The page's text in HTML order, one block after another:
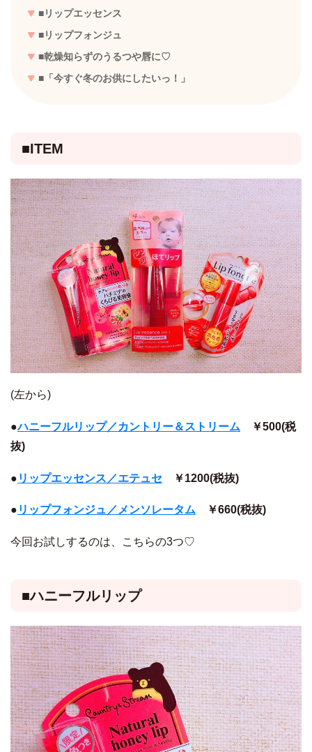
■リップエッセンス
■リップフォンジュ
■乾燥知らずのうるつや唇に♡
■「今すぐ冬のお供にしたいっ！」
■ITEM
(左から)
●ハニーフルリップ／カントリー＆ストリーム ￥500(税
抜)
● リップエッセンス／エテュセ ￥1200(税抜)
● リップフォンジュ／メンソレータム ￥660(税抜)
今回お試しするのは、こちらの3つ♡
■ハニーフルリップ